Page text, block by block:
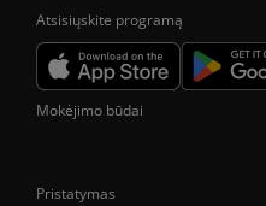
Atsisiųskite programą
Mokėjimo būdai
Pristatymas